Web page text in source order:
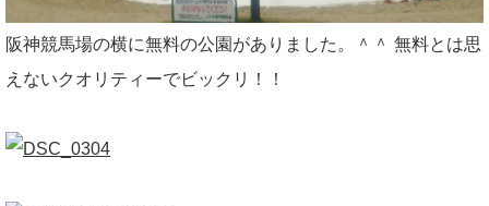
阪神競馬場の横に無料の公園がありました。＾＾ 無料とは思
えないクオリティーでビックリ！！